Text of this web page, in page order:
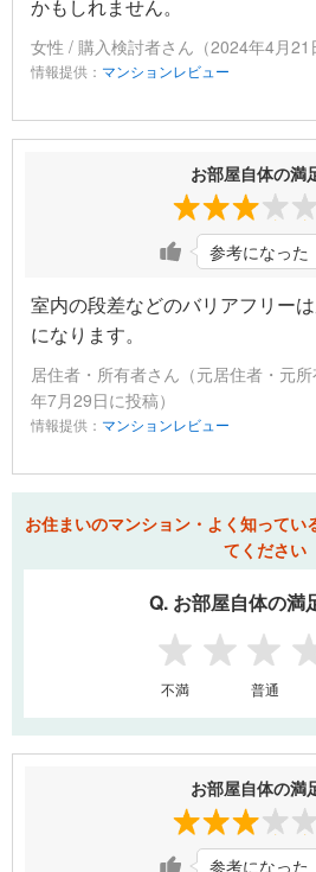
かもしれません。
女性 / 購入検討者さん（2024年4月21
情報提供： マンションレビュー
お部屋自体の満
参考になった
室内の段差などのバリアフリー
になります。
居住者・所有者さん（元居住者・元
年7月29日に投稿）
情報提供： マンションレビュー
お住まいのマンション・よく知ってい
てください
Q. お部屋自体の満
1 2 3 4
不満 普通
お部屋自体の満
参考になった